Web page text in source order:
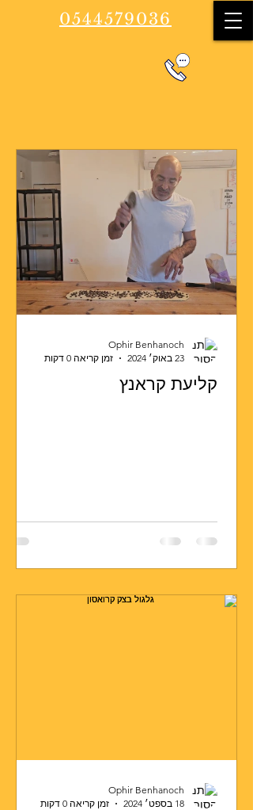
0544579036
קליעת קראנץ
Ophir Benhanoch
23 באוק׳ 2024
זמן קריאה 0 דקות
Ophir Benhanoch
18 בספט׳ 2024
זמן קריאה 0 דקות